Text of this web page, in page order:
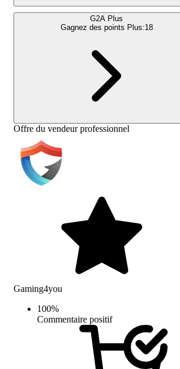
G2A Plus
Gagnez des points Plus:18
Offre du vendeur professionnel
Gaming4you
100%
Commentaire positif